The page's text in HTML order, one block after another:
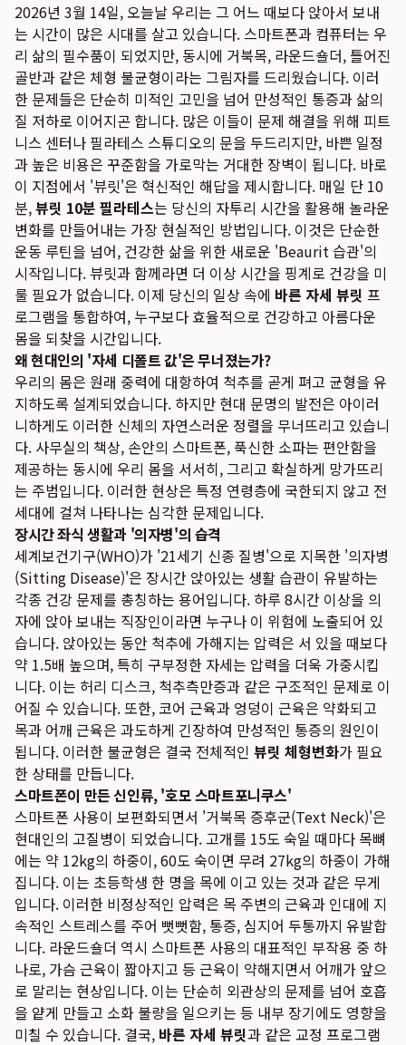
2026년 3월 14일, 오늘날 우리는 그 어느 때보다 앉아서 보내
는 시간이 많은 시대를 살고 있습니다. 스마트폰과 컴퓨터는 우
리 삶의 필수품이 되었지만, 동시에 거북목, 라운드숄더, 틀어진
골반과 같은 체형 불균형이라는 그림자를 드리웠습니다. 이러
한 문제들은 단순히 미적인 고민을 넘어 만성적인 통증과 삶의
질 저하로 이어지곤 합니다. 많은 이들이 문제 해결을 위해 피트
니스 센터나 필라테스 스튜디오의 문을 두드리지만, 바쁜 일정
과 높은 비용은 꾸준함을 가로막는 거대한 장벽이 됩니다. 바로
이 지점에서 '뷰릿'은 혁신적인 해답을 제시합니다. 매일 단 10
분,뷰릿 10분 필라테스는 당신의 자투리 시간을 활용해 놀라운
변화를 만들어내는 가장 현실적인 방법입니다. 이것은 단순한
운동 루틴을 넘어, 건강한 삶을 위한 새로운 'Beaurit 습관'의
시작입니다. 뷰릿과 함께라면 더 이상 시간을 핑계로 건강을 미
룰 필요가 없습니다. 이제 당신의 일상 속에 바른 자세 뷰릿 프
로그램을 통합하여, 누구보다 효율적으로 건강하고 아름다운
몸을 되찾을 시간입니다.
왜 현대인의 '자세 디폴트 값'은 무너졌는가?
우리의 몸은 원래 중력에 대항하여 척추를 곧게 펴고 균형을 유
지하도록 설계되었습니다. 하지만 현대 문명의 발전은 아이러
니하게도 이러한 신체의 자연스러운 정렬을 무너뜨리고 있습니
다. 사무실의 책상, 손안의 스마트폰, 푹신한 소파는 편안함을
제공하는 동시에 우리 몸을 서서히, 그리고 확실하게 망가뜨리
는 주범입니다. 이러한 현상은 특정 연령층에 국한되지 않고 전
세대에 걸쳐 나타나는 심각한 문제입니다.
장시간 좌식 생활과 '의자병'의 습격
세계보건기구(WHO)가 '21세기 신종 질병'으로 지목한 '의자병
(Sitting Disease)'은 장시간 앉아있는 생활 습관이 유발하는
각종 건강 문제를 총칭하는 용어입니다. 하루 8시간 이상을 의
자에 앉아 보내는 직장인이라면 누구나 이 위험에 노출되어 있
습니다. 앉아있는 동안 척추에 가해지는 압력은 서 있을 때보다
약 1.5배 높으며, 특히 구부정한 자세는 압력을 더욱 가중시킵
니다. 이는 허리 디스크, 척추측만증과 같은 구조적인 문제로 이
어질 수 있습니다. 또한, 코어 근육과 엉덩이 근육은 약화되고
목과 어깨 근육은 과도하게 긴장하여 만성적인 통증의 원인이
됩니다. 이러한 불균형은 결국 전체적인 뷰릿 체형변화가 필요
한 상태를 만듭니다.
스마트폰이 만든 신인류, '호모 스마트포니쿠스'
스마트폰 사용이 보편화되면서 '거북목 증후군(Text Neck)'은
현대인의 고질병이 되었습니다. 고개를 15도 숙일 때마다 목뼈
에는 약 12kg의 하중이, 60도 숙이면 무려 27kg의 하중이 가해
집니다. 이는 초등학생 한 명을 목에 이고 있는 것과 같은 무게
입니다. 이러한 비정상적인 압력은 목 주변의 근육과 인대에 지
속적인 스트레스를 주어 뻣뻣함, 통증, 심지어 두통까지 유발합
니다. 라운드숄더 역시 스마트폰 사용의 대표적인 부작용 중 하
나로, 가슴 근육이 짧아지고 등 근육이 약해지면서 어깨가 앞으
로 말리는 현상입니다. 이는 단순히 외관상의 문제를 넘어 호흡
을 얕게 만들고 소화 불량을 일으키는 등 내부 장기에도 영향을
미칠 수 있습니다. 결국, 바른 자세 뷰릿과 같은 교정 프로그램